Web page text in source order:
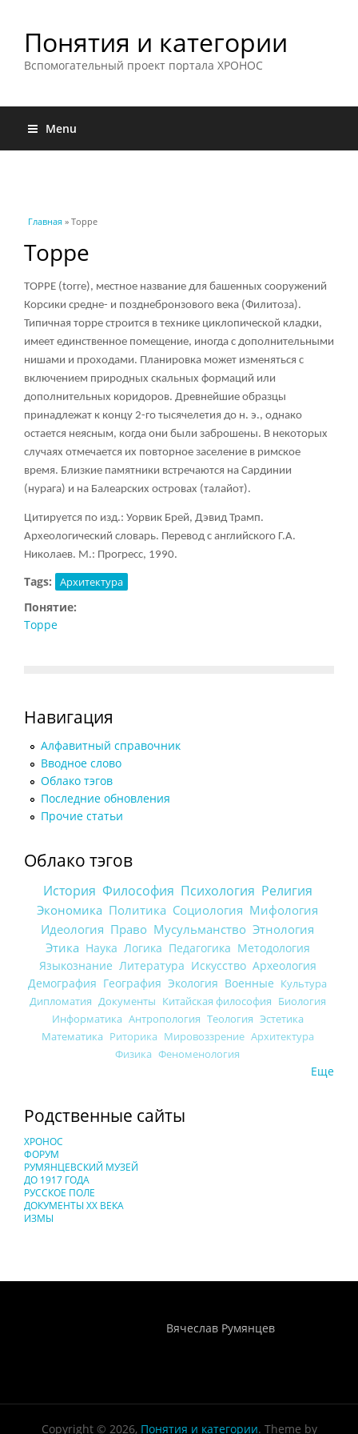
Понятия и категории
Вспомогательный проект портала ХРОНОС
Menu
Вы здесь
Главная » Торре
Торре
ТОРРЕ (torre), местное название для башенных сооружений
Корсики средне- и позднебронзового века (Филитоза).
Типичная торре строится в технике циклопической кладки,
имеет единственное помещение, иногда с дополнительными
нишами и проходами. Планировка может изменяться с
включением природных скальных формаций или
дополнительных коридоров. Древнейшие образцы
принадлежат к концу 2-го тысячелетия до н. э., однако
остается неясным, когда они были заброшены. В некоторых
случаях отмечается их повторное заселение в римское
время. Близкие памятники встречаются на Сардинии
(нурага) и на Балеарских островах (талайот).
Цитируется по изд.: Уорвик Брей, Дэвид Трамп.
Археологический словарь. Перевод с английского Г.А.
Николаев. М.: Прогресс, 1990.
Tags: Архитектура
Понятие:
Торре
Навигация
Алфавитный справочник
Вводное слово
Облако тэгов
Последние обновления
Прочие статьи
Облако тэгов
История Философия Психология Религия
Экономика Политика Социология Мифология
Идеология Право Мусульманство Этнология
Этика Наука Логика Педагогика Методология
Языкознание Литература Искусство Археология
Демография География Экология Военные Культура
Дипломатия Документы Китайская философия Биология
Информатика Антропология Теология Эстетика
Математика Риторика Мировоззрение Архитектура
Физика Феноменология
Еще
Родственные сайты
ХРОНОС
ФОРУМ
РУМЯНЦЕВСКИЙ МУЗЕЙ
ДО 1917 ГОДА
РУССКОЕ ПОЛЕ
ДОКУМЕНТЫ XX ВЕКА
ИЗМЫ
Вячеслав Румянцев
Copyright © 2026, Понятия и категории. Theme by